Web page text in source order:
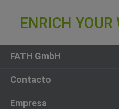
FATH GmbH
Contacto
Empresa